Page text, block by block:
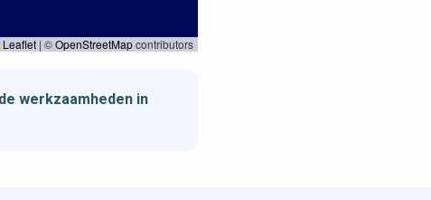
Leaflet | ©OpenStreetMapcontributors
werkzaamheden in